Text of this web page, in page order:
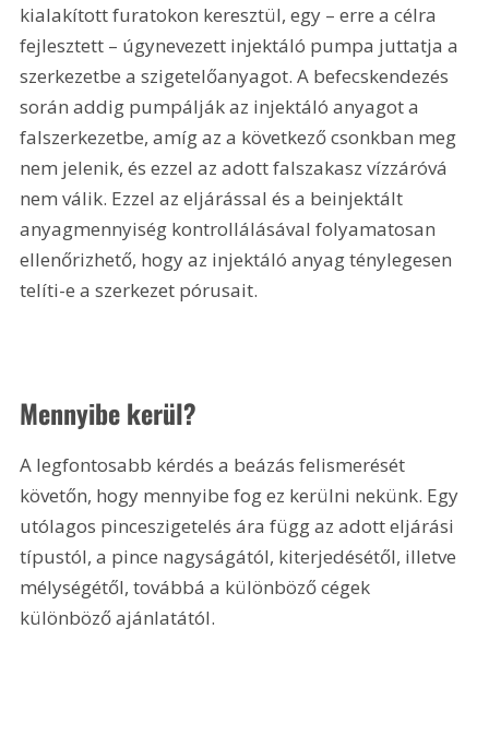
kialakított furatokon keresztül, egy – erre a célra
fejlesztett – úgynevezett injektáló pumpa juttatja a
szerkezetbe a szigetelőanyagot. A befecskendezés
során addig pumpálják az injektáló anyagot a
falszerkezetbe, amíg az a következő csonkban meg
nem jelenik, és ezzel az adott falszakasz vízzáróvá
nem válik. Ezzel az eljárással és a beinjektált
anyagmennyiség kontrollálásával folyamatosan
ellenőrizhető, hogy az injektáló anyag ténylegesen
telíti-e a szerkezet pórusait.
Mennyibe kerül?
A legfontosabb kérdés a beázás felismerését
követőn, hogy mennyibe fog ez kerülni nekünk. Egy
utólagos pinceszigetelés ára függ az adott eljárási
típustól, a pince nagyságától, kiterjedésétől, illetve
mélységétől, továbbá a különböző cégek
különböző ajánlatától.